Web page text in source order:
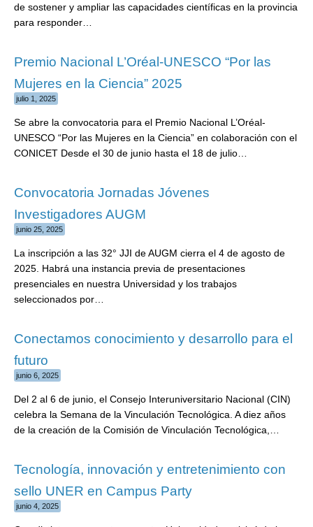
de sostener y ampliar las capacidades científicas en la provincia
para responder…
Premio Nacional L’Oréal-UNESCO “Por las
Mujeres en la Ciencia” 2025
julio 1, 2025
Se abre la convocatoria para el Premio Nacional L’Oréal-
UNESCO “Por las Mujeres en la Ciencia” en colaboración con el
CONICET Desde el 30 de junio hasta el 18 de julio…
Convocatoria Jornadas Jóvenes
Investigadores AUGM
junio 25, 2025
La inscripción a las 32° JJI de AUGM cierra el 4 de agosto de
2025. Habrá una instancia previa de presentaciones
presenciales en nuestra Universidad y los trabajos
seleccionados por…
Conectamos conocimiento y desarrollo para el
futuro
junio 6, 2025
Del 2 al 6 de junio, el Consejo Interuniversitario Nacional (CIN)
celebra la Semana de la Vinculación Tecnológica. A diez años
de la creación de la Comisión de Vinculación Tecnológica,…
Tecnología, innovación y entretenimiento con
sello UNER en Campus Party
junio 4, 2025